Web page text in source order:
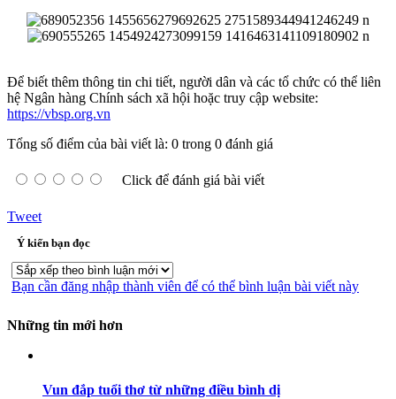
Để biết thêm thông tin chi tiết, người dân và các tổ chức có thể liên
hệ Ngân hàng Chính sách xã hội hoặc truy cập website:
https://vbsp.org.vn
Tổng số điểm của bài viết là: 0 trong 0 đánh giá
Click để đánh giá bài viết
Tweet
Ý kiến bạn đọc
Bạn cần đăng nhập thành viên để có thể bình luận bài viết này
Những tin mới hơn
Vun đắp tuổi thơ từ những điều bình dị